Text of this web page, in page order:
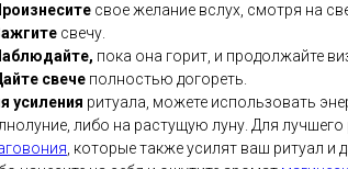
свое желание вслух, смотря на
свечу.
пока она горит, и продолжайте
свече полностью догореть.
усиления ритуала, можете использовать
либо на растущую луну. Для
, которые также усилят ваш ритуал и